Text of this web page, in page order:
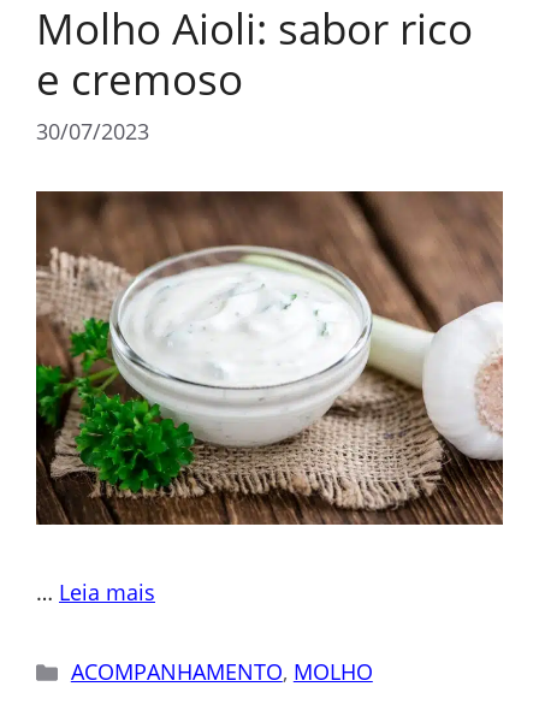
Molho Aioli: sabor rico
e cremoso
30/07/2023
… Leia mais
Categorias
ACOMPANHAMENTO, MOLHO